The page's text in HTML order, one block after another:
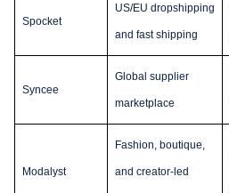
Spocket
US/EU dropshipping
and fast shipping
Syncee
Global supplier
marketplace
Modalyst
Fashion, boutique,
and creator-led